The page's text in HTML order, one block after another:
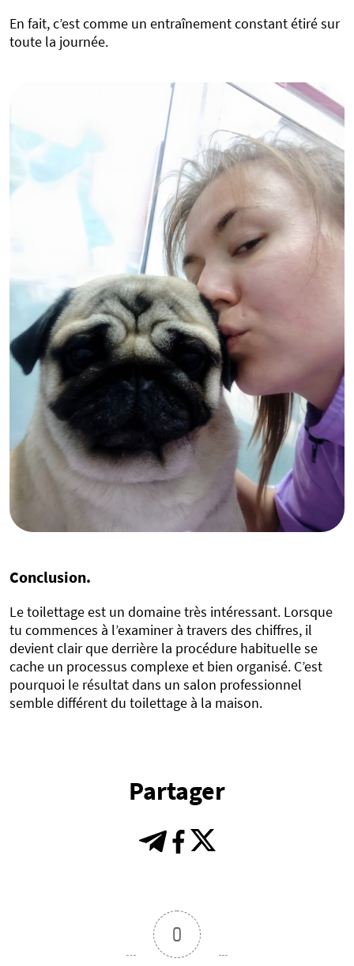
En fait, c’est comme un entraînement constant étiré sur
toute la journée.
Conclusion.
Le toilettage est un domaine très intéressant. Lorsque
tu commences à l’examiner à travers des chiffres, il
devient clair que derrière la procédure habituelle se
cache un processus complexe et bien organisé. C’est
pourquoi le résultat dans un salon professionnel
semble différent du toilettage à la maison.
Partager
0